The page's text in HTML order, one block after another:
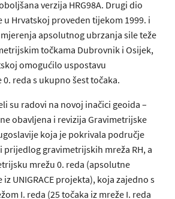
verzija HRG98A. Drugi dio
u Hrvatskoj proveden tijekom 1999. i
apsolutnog ubrzanja sile teže
točkama Dubrovnik i Osijek,
omogućilo uspostavu
reda s ukupno šest točaka.
su radovi na novoj inačici geoida –
obavljena i revizija Gravimetrijske
koja je pokrivala područje
prijedlog gravimetrijskih mreža RH, a
mrežu 0. reda (apsolutne
UNIGRACE projekta), koja zajedno s
I. reda (25 točaka iz mreže I. reda